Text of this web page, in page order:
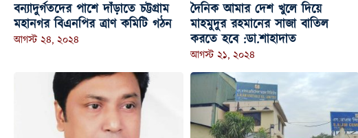
বন্যাদুর্গতদের পাশে দাঁড়াতে চট্টগ্রাম
মহানগর বিএনপির ত্রাণ কমিটি গঠন
আগস্ট ২৪, ২০২৪
দৈনিক আমার দেশ খুলে দিয়ে
মাহমুদুর রহমানের সাজা বাতিল
করতে হবে :ডা.শাহাদাত
আগস্ট ২১, ২০২৪